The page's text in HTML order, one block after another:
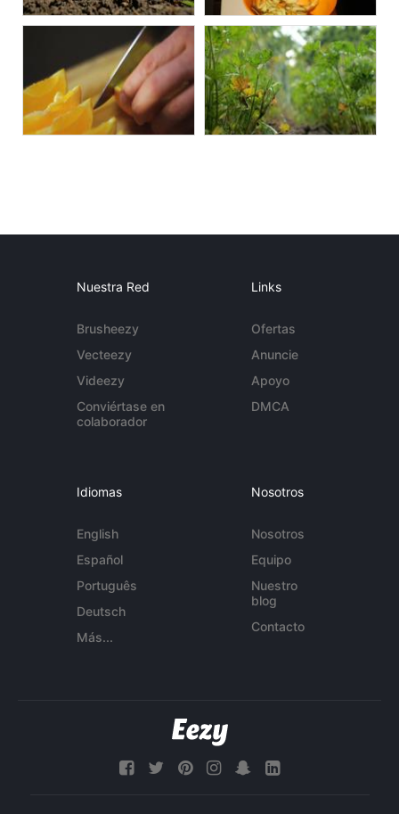
Nuestra Red
Brusheezy
Vecteezy
Videezy
Conviértase en
colaborador
Links
Ofertas
Anuncie
Apoyo
DMCA
Idiomas
English
Español
Português
Deutsch
Más...
Nosotros
Nosotros
Equipo
Nuestro
blog
Contacto